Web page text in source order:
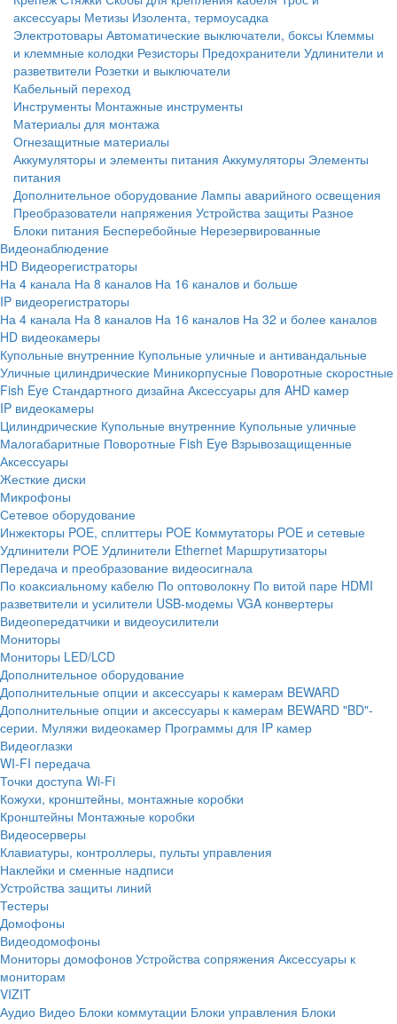
аксессуары Метизы Изолента, термоусадка
Электротовары Автоматические выключатели, боксы Клеммы
и клеммные колодки Резисторы Предохранители Удлинители и
разветвители Розетки и выключатели
Кабельный переход
Инструменты Монтажные инструменты
Материалы для монтажа
Огнезащитные материалы
Аккумуляторы и элементы питания Аккумуляторы Элементы
питания
Дополнительное оборудование Лампы аварийного освещения
Преобразователи напряжения Устройства защиты Разное
Блоки питания Бесперебойные Нерезервированные
Видеонаблюдение
HD Видеорегистраторы
На 4 канала На 8 каналов На 16 каналов и больше
IP видеорегистраторы
На 4 канала На 8 каналов На 16 каналов На 32 и более каналов
HD видеокамеры
Купольные внутренние Купольные уличные и антивандальные
Уличные цилиндрические Миникорпусные Поворотные скоростные
Fish Eye Стандартного дизайна Аксессуары для AHD камер
IP видеокамеры
Цилиндрические Купольные внутренние Купольные уличные
Малогабаритные Поворотные Fish Eye Взрывозащищенные
Аксессуары
Жесткие диски
Микрофоны
Сетевое оборудование
Инжекторы POE, сплиттеры POE Коммутаторы POE и сетевые
Удлинители POE Удлинители Ethernet Маршрутизаторы
Передача и преобразование видеосигнала
По коаксиальному кабелю По оптоволокну По витой паре HDMI
разветвители и усилители USB-модемы VGA конвертеры
Видеопередатчики и видеоусилители
Мониторы
Мониторы LED/LCD
Дополнительное оборудование
Дополнительные опции и аксессуары к камерам BEWARD
Дополнительные опции и аксессуары к камерам BEWARD "BD"-
серии. Муляжи видеокамер Программы для IP камер
Видеоглазки
WI-FI передача
Точки доступа Wi-Fi
Кожухи, кронштейны, монтажные коробки
Кронштейны Монтажные коробки
Видеосерверы
Клавиатуры, контроллеры, пульты управления
Наклейки и сменные надписи
Устройства защиты линий
Тестеры
Домофоны
Видеодомофоны
Мониторы домофонов Устройства сопряжения Аксессуары к
мониторам
VIZIT
Аудио Видео Блоки коммутации Блоки управления Блоки